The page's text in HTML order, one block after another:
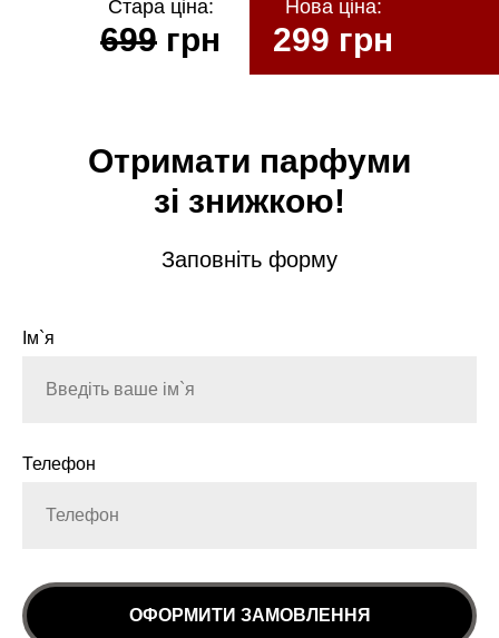
Стара ціна: Нова ціна:
699 грн 299 грн
Отримати парфуми
зі знижкою!
Заповніть форму
Ім`я
Телефон
ОФОРМИТИ ЗАМОВЛЕННЯ